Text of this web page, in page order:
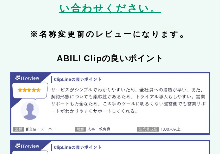
い合わせください。
※名称変更前のレビューになります 。
ABILI Clipの良いポイント